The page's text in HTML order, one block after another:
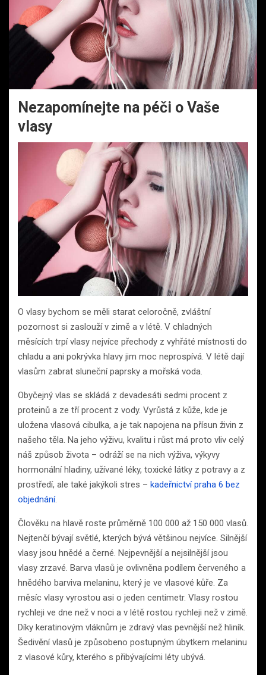
Nezapomínejte na péči o Vaše
vlasy
O vlasy bychom se měli starat celoročně, zvláštní
pozornost si zaslouží v zimě a v létě. V chladných
měsících trpí vlasy nejvíce přechody z vyhřáté místnosti do
chladu a ani pokrývka hlavy jim moc neprospívá. V létě dají
vlasům zabrat sluneční paprsky a mořská voda.
Obyčejný vlas se skládá z devadesáti sedmi procent z
proteinů a ze tří procent z vody. Vyrůstá z kůže, kde je
uložena vlasová cibulka, a je tak napojena na přísun živin z
našeho těla. Na jeho výživu, kvalitu i růst má proto vliv celý
náš způsob života – odráží se na nich výživa, výkyvy
hormonální hladiny, užívané léky, toxické látky z potravy a z
prostředí, ale také jakýkoli stres – kadeřnictví praha 6 bez
objednání.
Člověku na hlavě roste průměrně 100 000 až 150 000 vlasů.
Nejtenčí bývají světlé, kterých bývá většinou nejvíce. Silnější
vlasy jsou hnědé a černé. Nejpevnější a nejsilnější jsou
vlasy zrzavé. Barva vlasů je ovlivněna podílem červeného a
hnědého barviva melaninu, který je ve vlasové kůře. Za
měsíc vlasy vyrostou asi o jeden centimetr. Vlasy rostou
rychleji ve dne než v noci a v létě rostou rychleji než v zimě.
Díky keratinovým vláknům je zdravý vlas pevnější než hliník.
Šedivění vlasů je způsobeno postupným úbytkem melaninu
z vlasové kůry, kterého s přibývajícími léty ubývá.